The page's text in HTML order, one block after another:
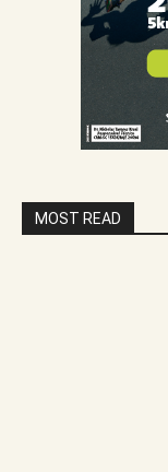
MOST READ